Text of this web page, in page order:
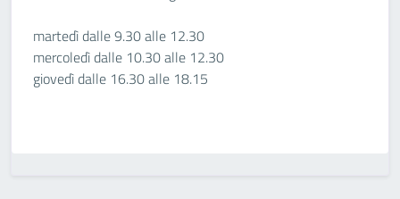
martedì dalle 9.30 alle 12.30
mercoledì dalle 10.30 alle 12.30
giovedì dalle 16.30 alle 18.15